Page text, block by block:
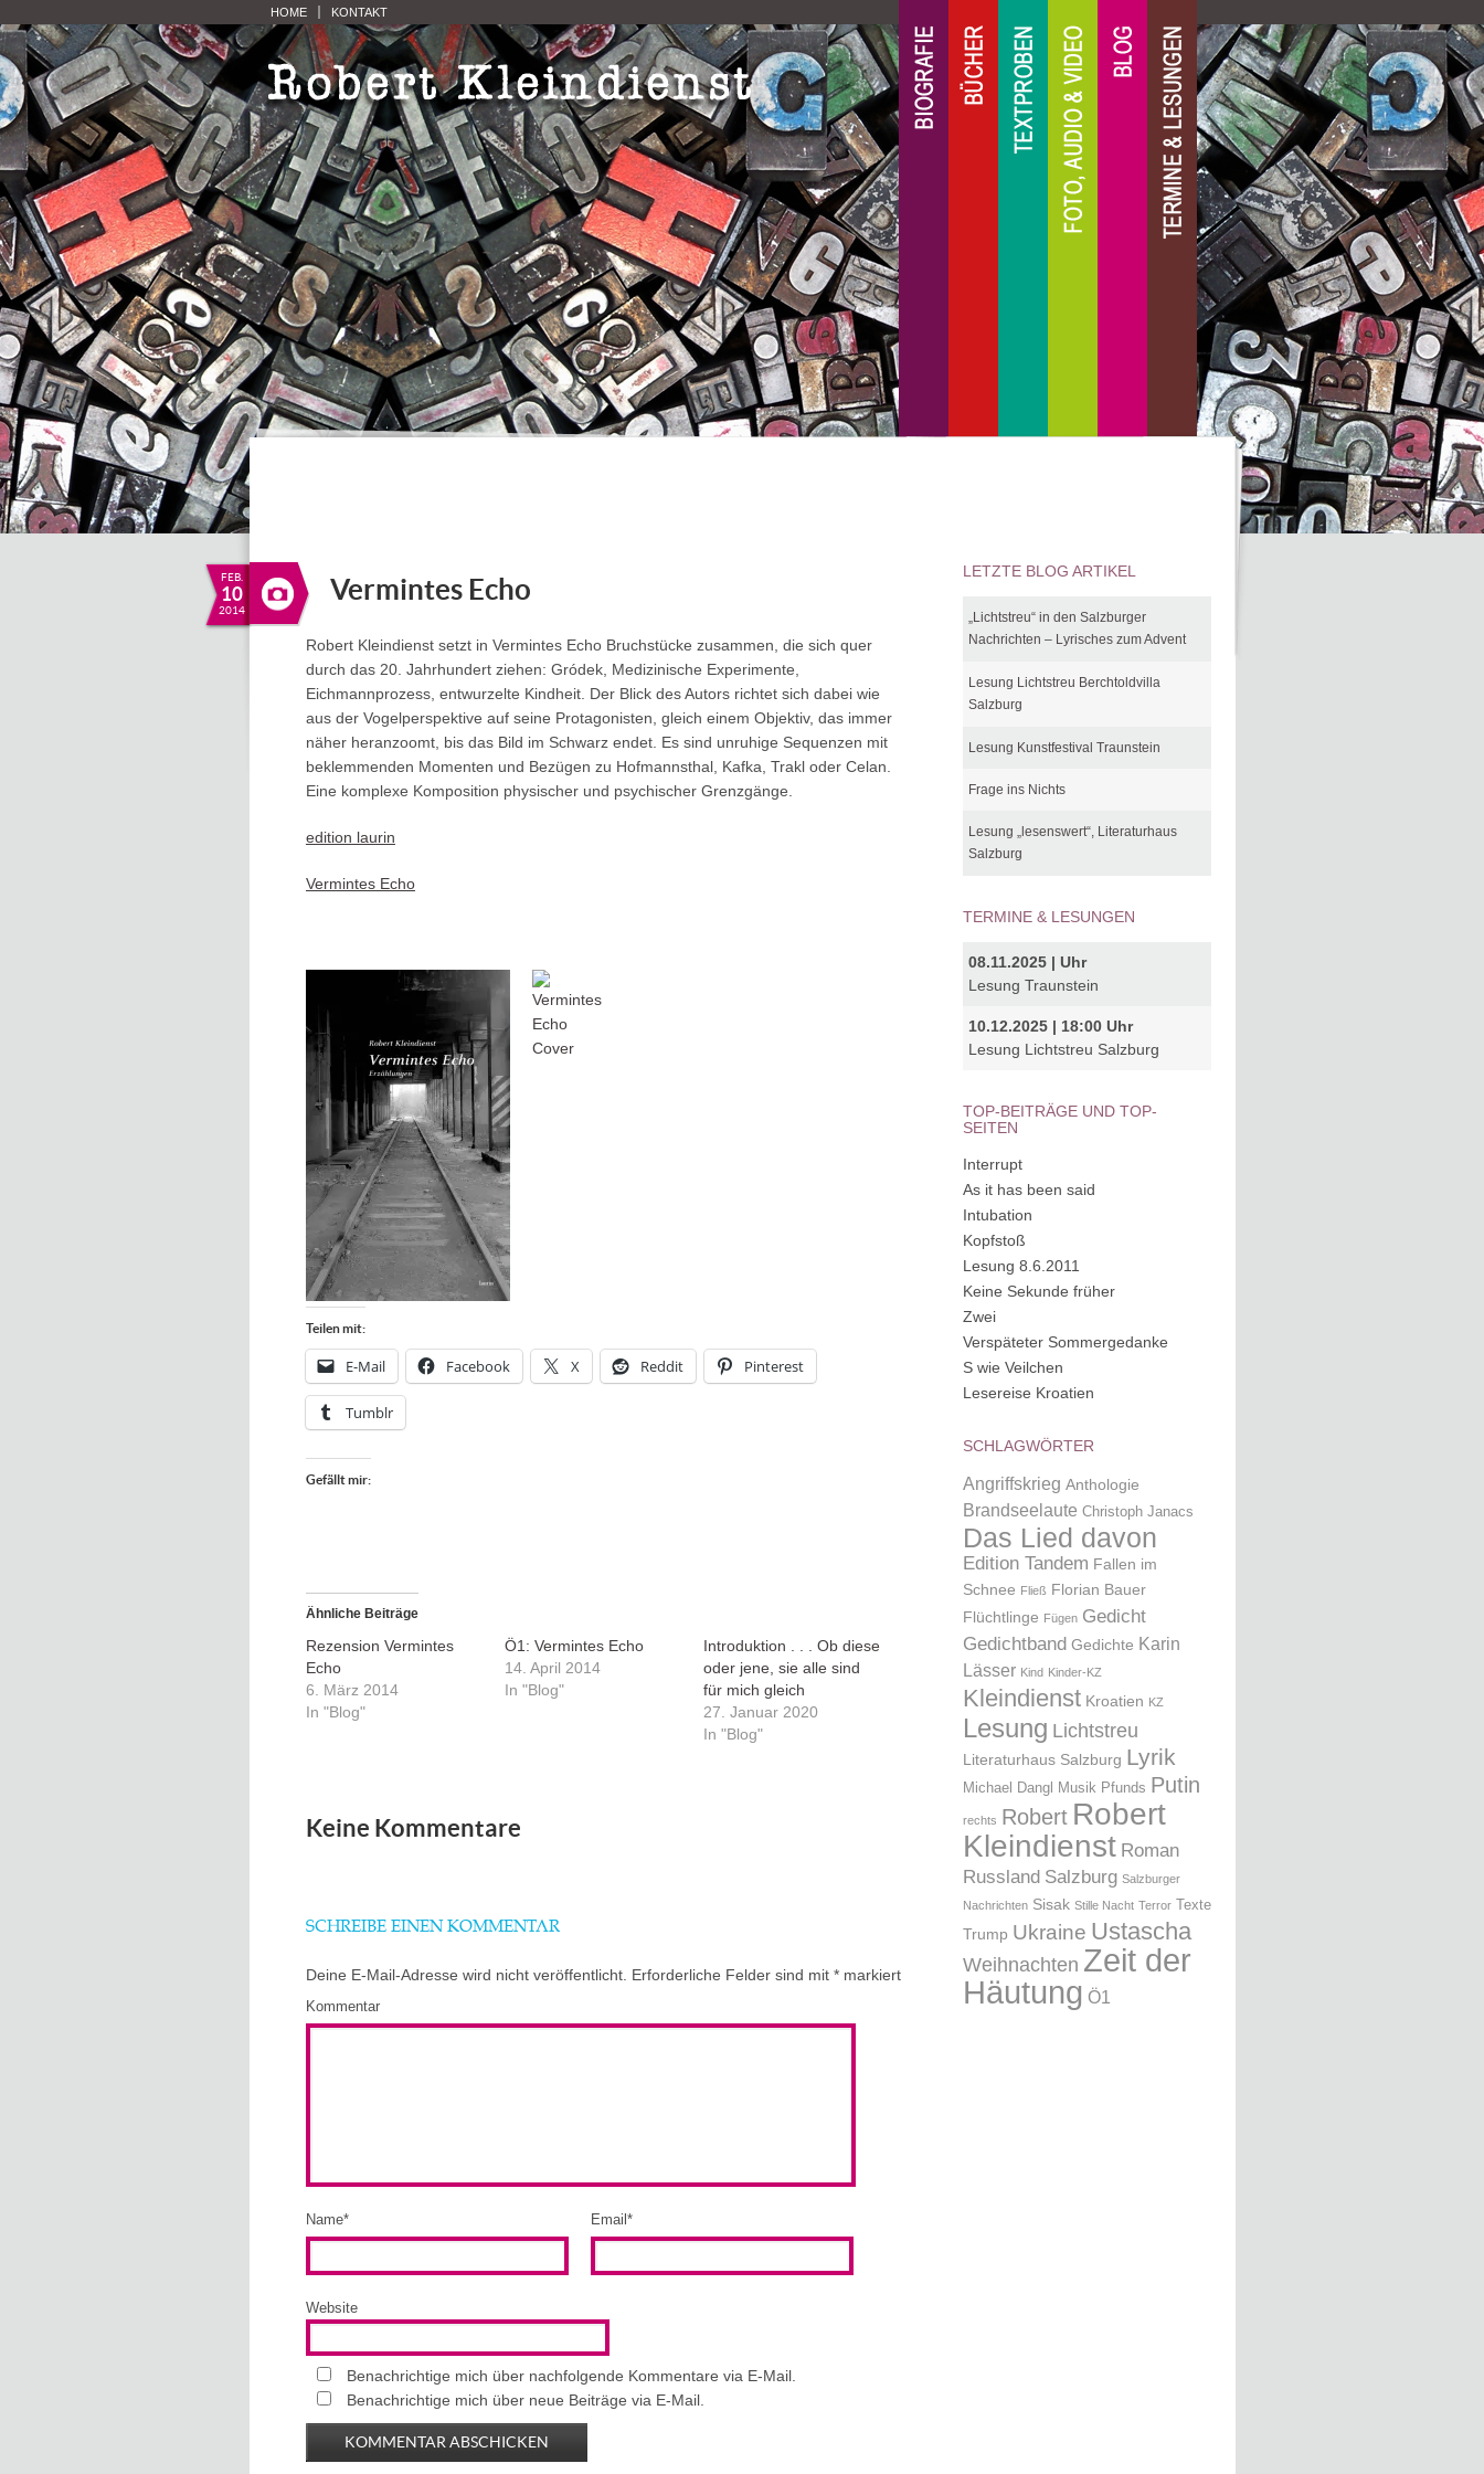
HOME KONTAKT
FEB.
10
2014
Vermintes Echo
Robert Kleindienst setzt in Vermintes Echo Bruchstücke zusammen, die sich quer
durch das 20. Jahrhundert ziehen: Gródek, Medizinische Experimente,
Eichmannprozess, entwurzelte Kindheit. Der Blick des Autors richtet sich dabei wie
aus der Vogelperspektive auf seine Protagonisten, gleich einem Objektiv, das immer
näher heranzoomt, bis das Bild im Schwarz endet. Es sind unruhige Sequenzen mit
beklemmenden Momenten und Bezügen zu Hofmannsthal, Kafka, Trakl oder Celan.
Eine komplexe Komposition physischer und psychischer Grenzgänge.
edition laurin
Vermintes Echo
Teilen mit:
E-Mail Facebook X Reddit Pinterest
Tumblr
Gefällt mir:
Ähnliche Beiträge
Rezension Vermintes
Echo
6. März 2014
In "Blog"
Ö1: Vermintes Echo
14. April 2014
In "Blog"
Introduktion . . . Ob diese
oder jene, sie alle sind
für mich gleich
27. Januar 2020
In "Blog"
Keine Kommentare
SCHREIBE EINEN KOMMENTAR
Deine E-Mail-Adresse wird nicht veröffentlicht. Erforderliche Felder sind mit * markiert
Kommentar
Name* Email *
Website
Benachrichtige mich über nachfolgende Kommentare via E-Mail.
Benachrichtige mich über neue Beiträge via E-Mail.
LETZTE BLOG ARTIKEL
„Lichtstreu“ in den Salzburger
Nachrichten – Lyrisches zum Advent
Lesung Lichtstreu Berchtoldvilla
Salzburg
Lesung Kunstfestival Traunstein
Frage ins Nichts
Lesung „lesenswert“, Literaturhaus
Salzburg
TERMINE & LESUNGEN
08.11.2025 | Uhr
Lesung Traunstein
10.12.2025 | 18:00 Uhr
Lesung Lichtstreu Salzburg
TOP-BEITRÄGE UND TOP-
SEITEN
Interrupt
As it has been said
Intubation
Kopfstoß
Lesung 8.6.2011
Keine Sekunde früher
Zwei
Verspäteter Sommergedanke
S wie Veilchen
Lesereise Kroatien
SCHLAGWÖRTER
Angriffskrieg Anthologie
Brandseelaute Christoph Janacs
Das Lied davon
Edition Tandem Fallen im
Schnee Fließ Florian Bauer
Flüchtlinge Fügen Gedicht
Gedichtband Gedichte Karin
Lässer Kind Kinder-KZ
Kleindienst Kroatien KZ
Lesung Lichtstreu
Literaturhaus Salzburg Lyrik
Michael Dangl Musik Pfunds Putin
rechts Robert Robert
Kleindienst Roman
Russland Salzburg Salzburger
Nachrichten Sisak Stille Nacht Terror Texte
Trump Ukraine Ustascha
Weihnachten Zeit der
Häutung Ö1